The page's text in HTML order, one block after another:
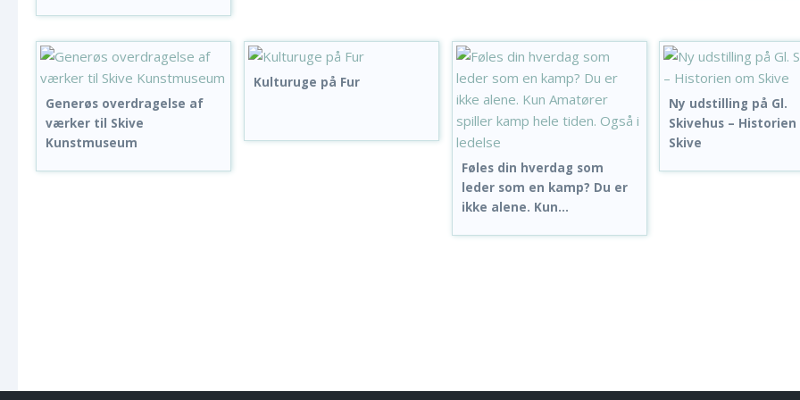
Generøs overdragelse af
værker til Skive
Kunstmuseum
Kulturuge på Fur
Føles din hverdag som
leder som en kamp? Du er
ikke alene. Kun...
Ny udstilling på Gl.
Skivehus –
Skive